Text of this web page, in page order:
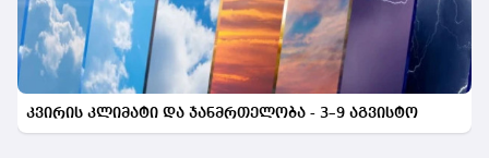
კვირის კლიმატი და ჯანმრთელობა - 3–9 აგვისტო